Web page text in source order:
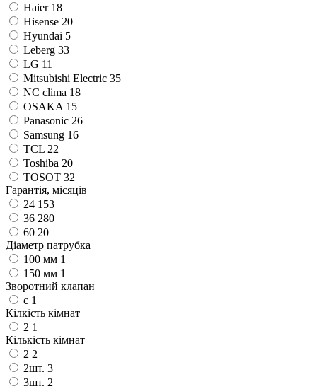
Haier 18
Hisense 20
Hyundai 5
Leberg 33
LG 11
Mitsubishi Electric 35
NC clima 18
OSAKA 15
Panasonic 26
Samsung 16
TCL 22
Toshiba 20
TOSOT 32
Гарантія, місяців
24 153
36 280
60 20
Діаметр патрубка
100 мм 1
150 мм 1
Зворотний клапан
є 1
Кілкість кімнат
2 1
Кількість кімнат
2 2
2шт. 3
3шт. 2